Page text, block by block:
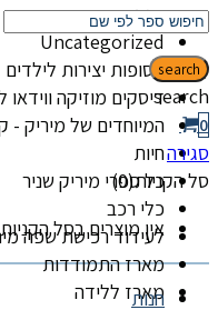
קטגוריות
Uncategorized
אסופות יצירות לילדים
דיסקים מוזיקה ווידאו
המיוחדים של מיריק -
חיות
כל ספרי מיריק שניר
כלי רכב
לעידוד רכישת שפה
מארז התמודדות
מארז ללידה
search
search
0
סגירה
סל הקניות(0)
אין מוצרים בסל
חנות